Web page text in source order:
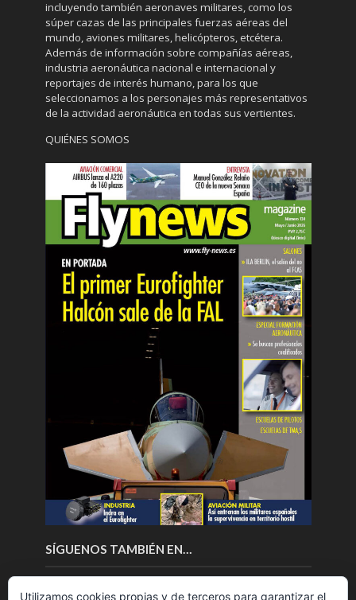
incluyendo también aeronaves militares, como los
súper cazas de las principales fuerzas aéreas del
mundo, aviones militares, helicópteros, etcétera.
Además de información sobre compañías aéreas,
industria aeronáutica nacional e internacional y
reportajes de interés humano, para los que
seleccionamos a los personajes más representativos
de la actividad aeronáutica en todas sus vertientes.
QUIÉNES SOMOS
SÍGUENOS TAMBIÉN EN…
Utilizamos cookies propias y de terceros para garantizar el